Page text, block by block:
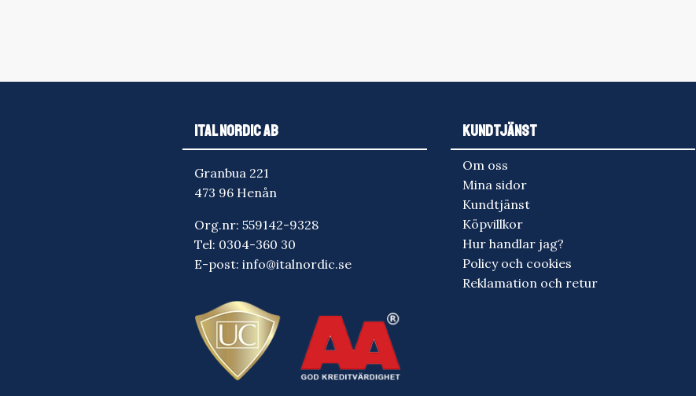
ITAL NORDIC AB
Granbua 221
473 96 Henån
Org.nr: 559142-9328
Tel: 0304-360 30
E-post:info@italnordic.se
KUNDTJÄNST
Om oss
Mina sidor
Kundtjänst
Köpvillkor
Hur handlar jag?
Policy och cookies
Reklamation och retur